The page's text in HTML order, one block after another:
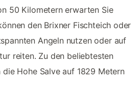
50 Kilometern erwarten Sie
den Brixner Fischteich oder
Angeln nutzen oder auf
reiten. Zu den beliebtesten
die Hohe Salve auf 1829 Metern